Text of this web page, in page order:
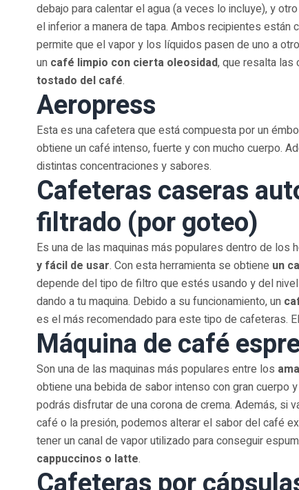
debajo para calentar el agua (a veces lo incluye), y
el inferior a manera de tapa. Ambos recipientes están
permite que el vapor y los líquidos pasen de uno a
un café limpio con cierta oleosidad, que resalta las
tostado del café.
Aeropress
Esta es una cafetera que está compuesta por un
obtiene un café intenso, fuerte y con mucho cuerpo.
distintas concentraciones y sabores.
Cafeteras caseras
filtrado (por goteo)
Es una de las maquinas más populares dentro de los
y fácil de usar. Con esta herramienta se obtiene un
depende del tipo de filtro que estés usando y del
dando a tu maquina. Debido a su funcionamiento, un
es el más recomendado para este tipo de cafeteras.
Máquina de café
Son una de las maquinas más populares entre los
obtiene una bebida de sabor intenso con gran cuerpo
podrás disfrutar de una corona de crema. Además, si
café o la presión, podemos alterar el sabor del café
tener un canal de vapor utilizado para conseguir
cappuccinos o latte.